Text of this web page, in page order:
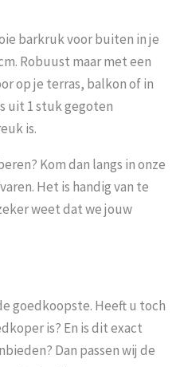
barkruk voor buiten in je
Robuust maar met een
op je terras, balkon of in
uit 1 stuk gegoten
is.
Kom dan langs in onze
Het is handig van te
weet dat we jouw
goedkoopste. Heeft u toch
is? En is dit exact
Dan passen wij de